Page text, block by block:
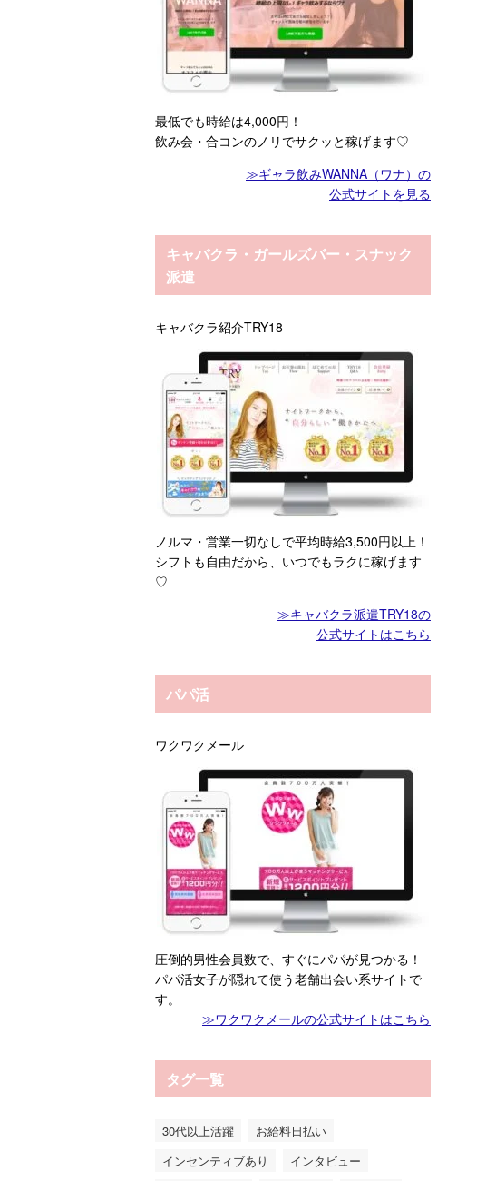
最低でも時給は4,000円！
飲み会・合コンのノリでサクッと稼げます♡
≫ギャラ飲みWANNA（ワナ）の
公式サイトを見る
キャバクラ・ガールズバー・スナック
派遣
キャバクラ紹介TRY18
ノルマ・営業一切なしで平均時給3,500円以上！
シフトも自由だから、いつでもラクに稼げます
♡
≫キャバクラ派遣TRY18の
公式サイトはこちら
パパ活
ワクワクメール
圧倒的男性会員数で、すぐにパパが見つかる！
パパ活女子が隠れて使う老舗出会い系サイトで
す。
≫ワクワクメールの公式サイトはこちら
タグ一覧
30代以上活躍
お給料日払い
インセンティブあり
インタビュー